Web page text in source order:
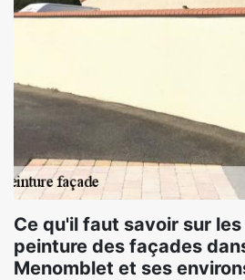
Ce qu'il faut savoir sur
peinture des façades
Menomblet et ses